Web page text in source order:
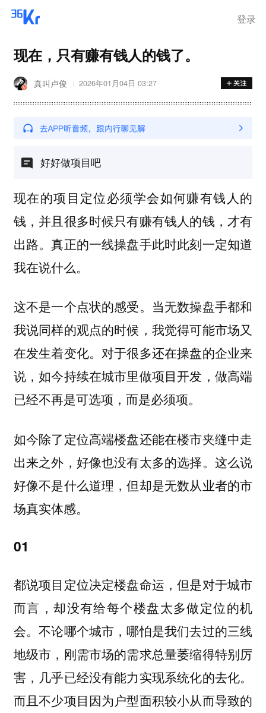
登录
现在，只有赚有钱人的钱了。
真叫卢俊 2026年01月04日 03:27
好好做项目吧
现在的项目定位必须学会如何赚有钱人的
钱，并且很多时候只有赚有钱人的钱，才有
出路。真正的一线操盘手此时此刻一定知道
我在说什么。
这不是一个点状的感受。当无数操盘手都和
我说同样的观点的时候，我觉得可能市场又
在发生着变化。对于很多还在操盘的企业来
说，如今持续在城市里做项目开发，做高端
已经不再是可选项，而是必须项。
如今除了定位高端楼盘还能在楼市夹缝中走
出来之外，好像也没有太多的选择。这么说
好像不是什么道理，但却是无数从业者的市
场真实体感。
01
都说项目定位决定楼盘命运，但是对于城市
而言，却没有给每个楼盘太多做定位的机
会。不论哪个城市，哪怕是我们去过的三线
地级市，刚需市场的需求总量萎缩得特别厉
害，几乎已经没有能力实现系统化的去化。
而且不少项目因为户型面积较小从而导致的